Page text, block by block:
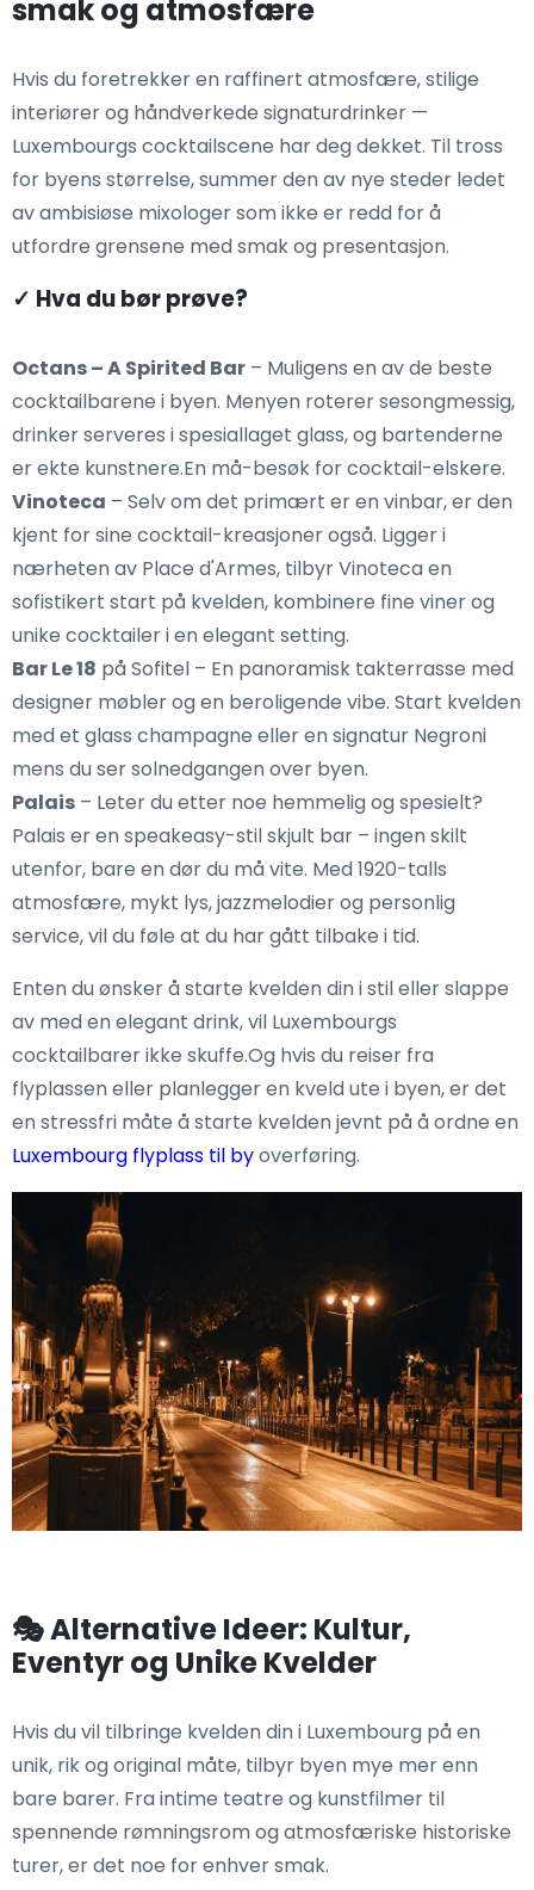
smak og atmosfære
Hvis du foretrekker en raffinert atmosfære, stilige
interiører og håndverkede signaturdrinker —
Luxembourgs cocktailscene har deg dekket. Til tross
for byens størrelse, summer den av nye steder ledet
av ambisiøse mixologer som ikke er redd for å
utfordre grensene med smak og presentasjon.
✓ Hva du bør prøve?
Octans – A Spirited Bar – Muligens en av de beste
cocktailbarene i byen. Menyen roterer sesongmessig,
drinker serveres i spesiallaget glass, og bartenderne
er ekte kunstnere.En må-besøk for cocktail-elskere.
Vinoteca – Selv om det primært er en vinbar, er den
kjent for sine cocktail-kreasjoner også. Ligger i
nærheten av Place d'Armes, tilbyr Vinoteca en
sofistikert start på kvelden, kombinere fine viner og
unike cocktailer i en elegant setting.
Bar Le 18 på Sofitel – En panoramisk takterrasse med
designer møbler og en beroligende vibe. Start kvelden
med et glass champagne eller en signatur Negroni
mens du ser solnedgangen over byen.
Palais – Leter du etter noe hemmelig og spesielt?
Palais er en speakeasy-stil skjult bar – ingen skilt
utenfor, bare en dør du må vite. Med 1920-talls
atmosfære, mykt lys, jazzmelodier og personlig
service, vil du føle at du har gått tilbake i tid.
Enten du ønsker å starte kvelden din i stil eller slappe
av med en elegant drink, vil Luxembourgs
cocktailbarer ikke skuffe.Og hvis du reiser fra
flyplassen eller planlegger en kveld ute i byen, er det
en stressfri måte å starte kvelden jevnt på å ordne en
Luxembourg flyplass til byoverføring.
🎭 Alternative Ideer: Kultur,
Eventyr og Unike Kvelder
Hvis du vil tilbringe kvelden din i Luxembourg på en
unik, rik og original måte, tilbyr byen mye mer enn
bare barer. Fra intime teatre og kunstfilmer til
spennende rømningsrom og atmosfæriske historiske
turer, er det noe for enhver smak.